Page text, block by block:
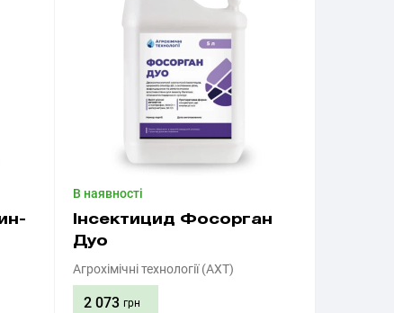
В наявності
Інсектицид Фосорган
Дуо
Агрохімічні технології (АХТ)
2 073 грн